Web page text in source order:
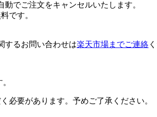
でご注文をキャンセルいたします。
です。
するお問い合わせは楽天市場までご連絡
必要があります。予めご了承ください。